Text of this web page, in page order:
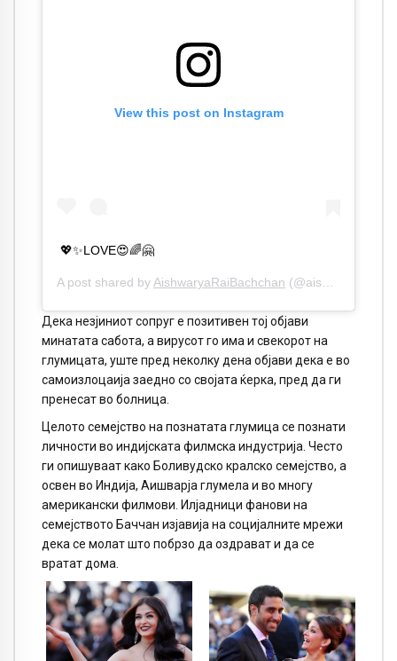
View this post on Instagram
💖✨LOVE😍🌈🤗
A post shared byAishwaryaRaiBachchan (@aishwaryaraibachchan_arb) on
Дека незјиниот сопруг е позитивен тој објави
минатата сабота, а вирусот го има и свекорот на
глумицата, уште пред неколку дена објави дека е во
самоизлоцаија заедно со својата ќерка, пред да ги
пренесат во болница.
Целото семејство на познатата глумица се познати
личности во индијската филмска индустрија. Често
ги опишуваат како Боливудско кралско семејство, а
освен во Индија, Aишварја глумела и во многу
американски филмови. Илјадници фанови на
семејството Баччан изјавија на социјалните мрежи
дека се молат што побрзо да оздрават и да се
вратат дома.